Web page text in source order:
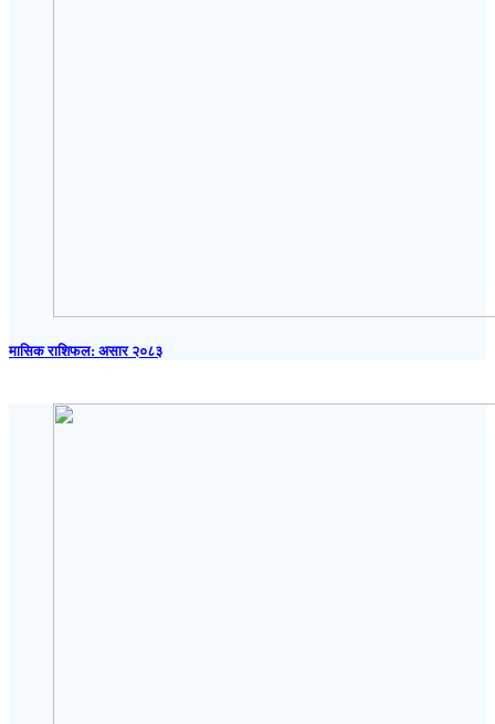
मासिक राशिफल: असार २०८३